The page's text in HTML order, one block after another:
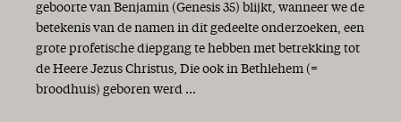
geboorte van Benjamin (Genesis 35) blijkt, wanneer we de
betekenis van de namen in dit gedeelte onderzoeken, een
grote profetische diepgang te hebben met betrekking tot
de Heere Jezus Christus, Die ook in Bethlehem (=
broodhuis) geboren werd ...